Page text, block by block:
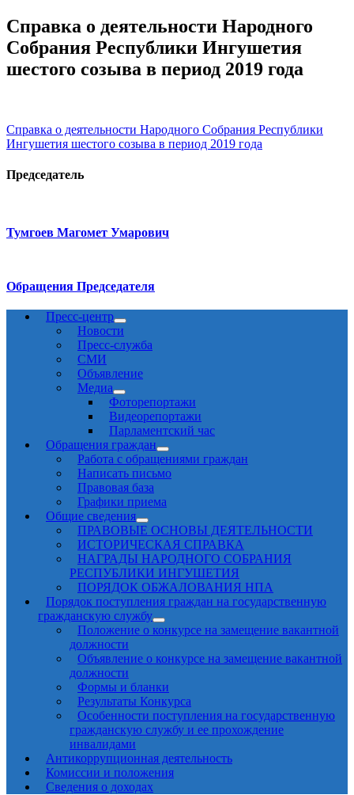
Справка о деятельности Народного
Собрания Республики Ингушетия
шестого созыва в период 2019 года
Справка о деятельности Народного Собрания Республики
Ингушетия шестого созыва в период 2019 года
Председатель
Тумгоев Магомет Умарович
Обращения Председателя
Пресс-центр
Новости
Пресс-служба
СМИ
Объявление
Медиа
Фоторепортажи
Видеорепортажи
Парламентский час
Обращения граждан
Работа с обращениями граждан
Написать письмо
Правовая база
Графики приема
Общие сведения
ПРАВОВЫЕ ОСНОВЫ ДЕЯТЕЛЬНОСТИ
ИСТОРИЧЕСКАЯ СПРАВКА
НАГРАДЫ НАРОДНОГО СОБРАНИЯ
РЕСПУБЛИКИ ИНГУШЕТИЯ
ПОРЯДОК ОБЖАЛОВАНИЯ НПА
Порядок поступления граждан на государственную
гражданскую службу
Положение о конкурсе на замещение вакантной
должности
Объявление о конкурсе на замещение вакантной
должности
Формы и бланки
Результаты Конкурса
Особенности поступления на государственную
гражданскую службу и ее прохождение
инвалидами
Антикоррупционная деятельность
Комиссии и положения
Сведения о доходах